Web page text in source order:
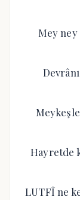
Mey
Hayretde
LUTFÎ ne